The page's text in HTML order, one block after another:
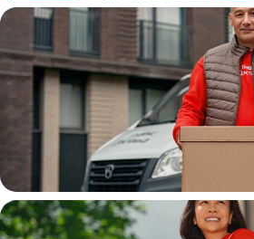
Автокурьер
Водитель